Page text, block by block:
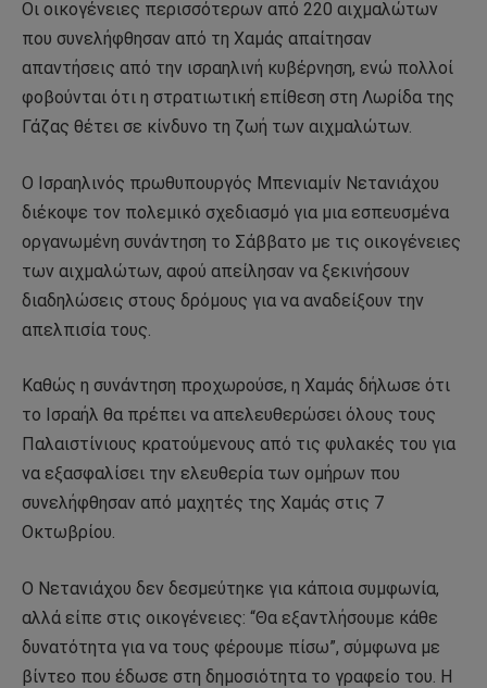
Οι οικογένειες περισσότερων από 220 αιχμαλώτων
που συνελήφθησαν από τη Χαμάς απαίτησαν
απαντήσεις από την ισραηλινή κυβέρνηση, ενώ πολλοί
φοβούνται ότι η στρατιωτική επίθεση στη Λωρίδα της
Γάζας θέτει σε κίνδυνο τη ζωή των αιχμαλώτων.
Ο Ισραηλινός πρωθυπουργός Μπενιαμίν Νετανιάχου
διέκοψε τον πολεμικό σχεδιασμό για μια εσπευσμένα
οργανωμένη συνάντηση το Σάββατο με τις οικογένειες
των αιχμαλώτων, αφού απείλησαν να ξεκινήσουν
διαδηλώσεις στους δρόμους για να αναδείξουν την
απελπισία τους.
Καθώς η συνάντηση προχωρούσε, η Χαμάς δήλωσε ότι
το Ισραήλ θα πρέπει να απελευθερώσει όλους τους
Παλαιστίνιους κρατούμενους από τις φυλακές του για
να εξασφαλίσει την ελευθερία των ομήρων που
συνελήφθησαν από μαχητές της Χαμάς στις 7
Οκτωβρίου.
Ο Νετανιάχου δεν δεσμεύτηκε για κάποια συμφωνία,
αλλά είπε στις οικογένειες: “Θα εξαντλήσουμε κάθε
δυνατότητα για να τους φέρουμε πίσω”, σύμφωνα με
βίντεο που έδωσε στη δημοσιότητα το γραφείο του. Η